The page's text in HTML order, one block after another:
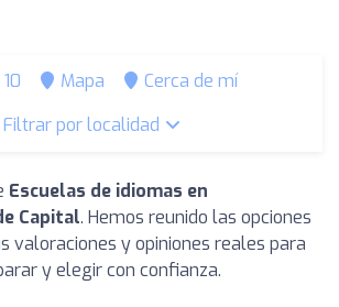
Mapa
Cerca de mí
Filtrar por localidad
Escuelas de idiomas en
Capital. Hemos reunido las opciones
valoraciones y opiniones reales para
y elegir con confianza.